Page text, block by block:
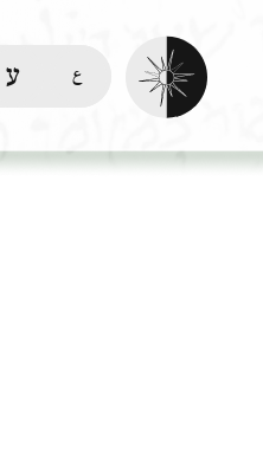
in English (en)
קריאת העמוד ב-עברית (he)
Enable dark